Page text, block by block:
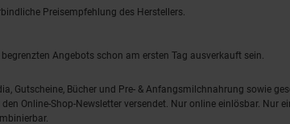
Preisempfehlung des Herstellers.
Angebots schon am ersten Tag ausverkauft sein.
Gutscheine, Bücher und Pre- & Anfangsmilchnahrung sowie
Online-Shop-Newsletter versendet. Nur online einlösbar. Nur